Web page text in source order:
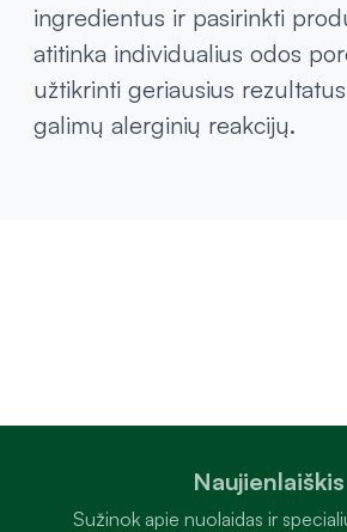
ingredientus ir pasirinkti
atitinka individualius odos
užtikrinti geriausius
galimų alerginių reakcijų.
Naujienlaiškis
Sužinok apie nuolaidas ir